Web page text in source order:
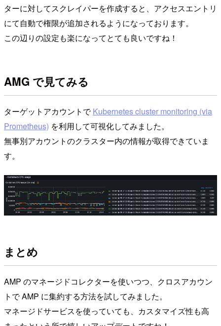
ターに対してスクレイパーを作成すると、アクセスエントリ
にて自動で権限が追加されるようになっております。
この辺りの設定も楽になってとても良いですね！
AMG で見てみる
ターゲットアカウントでKubernetes cluster monitoring (via
Prometheus) を利用して可視化してみました。
無事別アカウントのクラスター内の情報が取得できていま
す。
まとめ
AMP のマネージドコレクターを使いつつ、クロスアカウン
トで AMP に集約する方法を試してみました。
マネージドサービスを使っていても、カスタマイズ性も高